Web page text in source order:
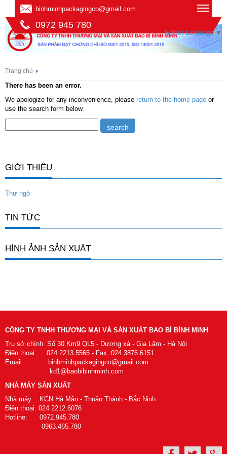
binhminhpackagingco@gmail.com
0972 945 780
Select Language ▼
Trang chủ
There has been an error.
We apologize for any inconvenience, please return to the home page or
use the search form below.
GIỚI THIỆU
Thư ngỏ
TIN TỨC
HÌNH ẢNH SẢN XUẤT
CÔNG TY TNHH THƯƠNG MẠI VÀ SẢN XUẤT BAO BÌ BÌNH MINH
Trụ sở chính: Số 30 Km9 QL5 - Dương xá - Gia Lâm - Hà Nội
Điện thoại: 024.2213.5565 - Fax: 024.3876.6151
Email: binhminhpackagingco@gmail.com
kd1@baobibinhminh.com
NHÀ MÁY SẢN XUẤT
Nhà máy: KCN Hà Mãn - Thuận Thành - Bắc Ninh
Điện thoại: 024.2212.6076
Hotline: 0972.945.780
0963.465.780